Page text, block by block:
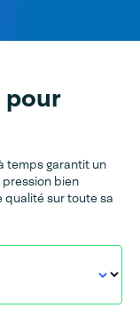
pour
temps garantit un
bien
sur toute sa